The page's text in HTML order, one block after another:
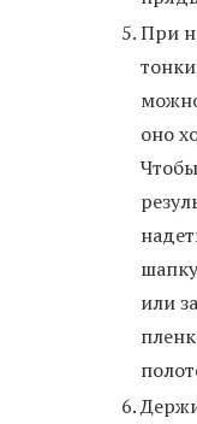
При
оно
или